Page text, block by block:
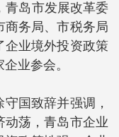
青岛市发展改革委
商务局、市税务局
企业境外投资政策
业参会。
国致辞并强调，
动荡，青岛市企业